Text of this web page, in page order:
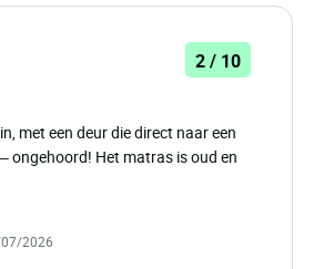
2 / 10
met een deur die direct naar een
ongehoord! Het matras is oud en
2026